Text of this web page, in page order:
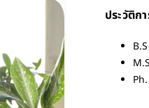
ประวัติก